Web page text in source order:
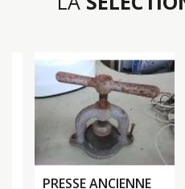
PRESSE ANCIENNE